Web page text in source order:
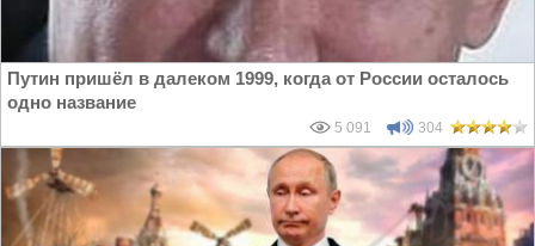
Путин пришёл в далеком 1999, когда от России осталось
одно название
5 091 304